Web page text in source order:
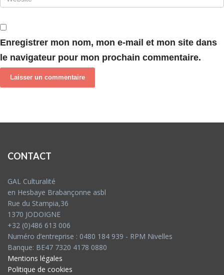
Enregistrer mon nom, mon e-mail et mon site dans
le navigateur pour mon prochain commentaire.
CONTACT
GAL Culturalité
en Hesbaye Brabançonne asbl
Rue du Stampia,36
1370 JODOIGNE
+32 (0)486 613 006
Numéro d’entreprise : 0480 184 939 - RPM Nivelles
Banque: BE47 7320 4178 0880
Mentions légales
Politique de cookies